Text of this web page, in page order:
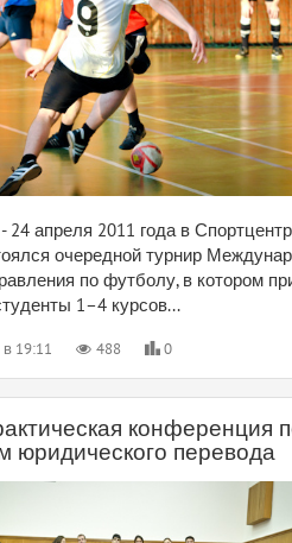
24 апреля 2011 года в
очередной турнир
по футболу, в котором
1–4 курсов...
19:11 488 0
конференция
юридического перевода